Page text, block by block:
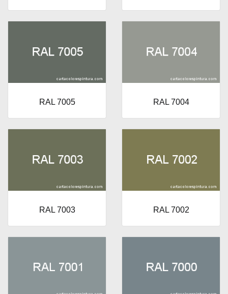
RAL 7005 RAL 7004
RAL 7003 RAL 7002